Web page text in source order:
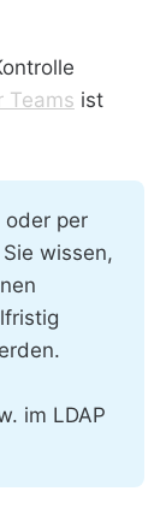
Teams ist
oder per
wissen,
im LDAP